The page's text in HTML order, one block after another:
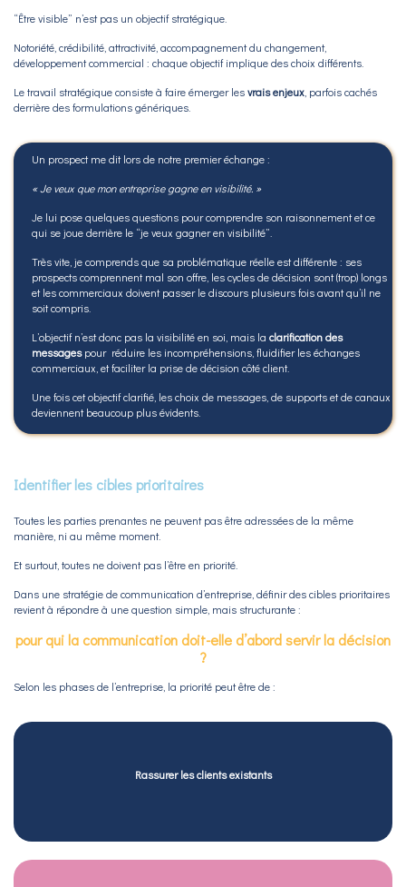
“Être visible” n’est pas un objectif stratégique.
Notoriété, crédibilité, attractivité, accompagnement du changement,
développement commercial : chaque objectif implique des choix différents.
Le travail stratégique consiste à faire émerger lesvrais enjeux , parfois cachés
derrière des formulations génériques.
Un prospect me dit lors de notre premier échange :
« Je veux que mon entreprise gagne en visibilité. »
Je lui pose quelques questions pour comprendre son raisonnement et ce
qui se joue derrière le “je veux gagner en visibilité”.
Très vite, je comprends que sa problématique réelle est différente : ses
prospects comprennent mal son offre, les cycles de décision sont (trop) longs
et les commerciaux doivent passer le discours plusieurs fois avant qu’il ne
soit compris.
L’objectif n’est donc pas la visibilité en soi, mais la clarification des
messagespour réduire les incompréhensions, fluidifier les échanges
commerciaux, et faciliter la prise de décision côté client.
Une fois cet objectif clarifié, les choix de messages, de supports et de canaux
deviennent beaucoup plus évidents.
Identifier les cibles prioritaires
Toutes les parties prenantes ne peuvent pas être adressées de la même
manière, ni au même moment.
Et surtout, toutes ne doivent pas l’être en priorité.
Dans une stratégie de communication d’entreprise, définir des cibles prioritaires
revient à répondre à une question simple, mais structurante :
pour qui la communication doit-elle d’abord servir la décision
?
Selon les phases de l’entreprise, la priorité peut être de :
Rassurer les clients existants